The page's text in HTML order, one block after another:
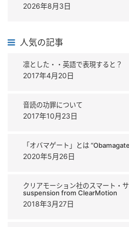
2026年8月3日
人気の記事
凛とした・・英語で表現すると？
2017年4月20日
音読の功罪について
2017年10月23日
「オバマゲート」とは
2020年5月26日
クリアモーション社のスマート・
suspension from ClearMotion
2018年3月27日